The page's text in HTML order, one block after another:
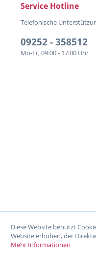
Service Hotline
Telefonische
09252 - 358512
Mo-Fr, 09:00 - 17:00 Uhr
Diese Website benutzt
Website erhöhen, der
Mehr Informationen